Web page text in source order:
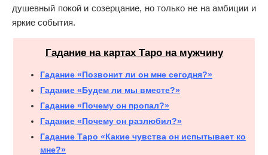
душевный покой и созерцание, но только не на амбиции и
яркие события.
Гадание на картах Таро на мужчину
Гадание «Позвонит ли он мне сегодня?»
Гадание «Будем ли мы вместе?»
Гадание «Почему он пропал?»
Гадание «Почему он разлюбил?»
Гадание Таро «Какие чувства он испытывает ко
мне?»